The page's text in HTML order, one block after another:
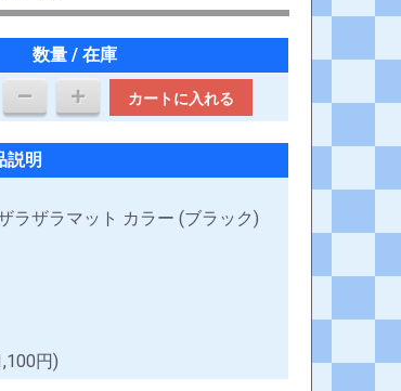
数量 / 在庫
カートに入れる
説明
ラザラマット カラー (ブラック)
円)